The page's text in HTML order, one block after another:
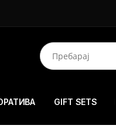
GIFT SETS